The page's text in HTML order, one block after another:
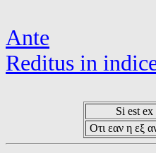
Ante
Reditus in
Si est
Οτι εαν η εξ